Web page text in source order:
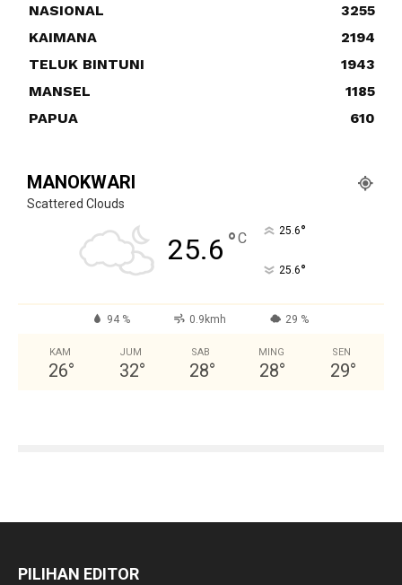
NASIONAL
3255
KAIMANA
2194
TELUK BINTUNI
1943
MANSEL
1185
PAPUA
610
MANOKWARI
Scattered Clouds
25.6 °C 25.6°
25.6°
94 % 0.9kmh 29 %
KAM
26°
JUM
32°
SAB
28°
MING
28°
SEN
29°
PILIHAN EDITOR